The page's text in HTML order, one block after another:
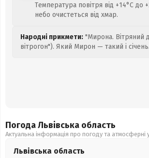
Температура повітря від +14°C до
небо очистеться від хмар.
Народні прикмети: "Мирона. Вітряний
вітрогон"). Який Мирон — такий і
Погода Львівська область
Актуальна інформація про погоду та атмосферні
Львівська область